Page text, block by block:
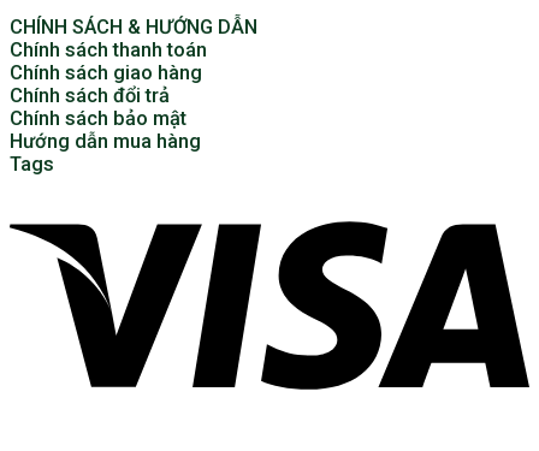
CHÍNH SÁCH & HƯỚNG DẪN
Chính sách thanh toán
Chính sách giao hàng
Chính sách đổi trả
Chính sách bảo mật
Hướng dẫn mua hàng
Tags